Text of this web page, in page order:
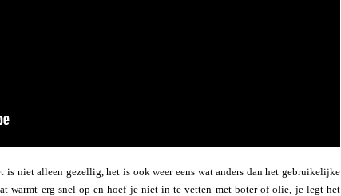
is niet alleen gezellig, het is ook weer eens wat anders dan het gebruikelijke
warmt erg snel op en hoef je niet in te vetten met boter of olie, je legt het